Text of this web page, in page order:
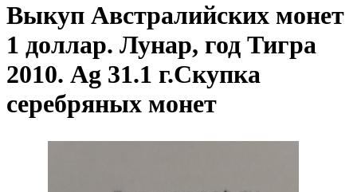
Выкуп Австралийских монет
1 доллар. Лунар, год Тигра
2010. Ag 31.1 г.Скупка
серебряных монет